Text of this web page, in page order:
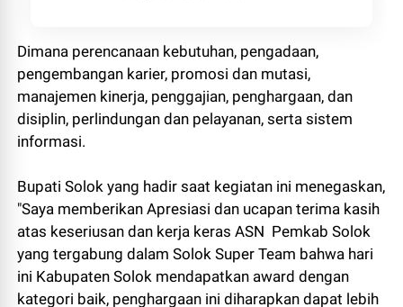
Dimana perencanaan kebutuhan, pengadaan,
pengembangan karier, promosi dan mutasi,
manajemen kinerja, penggajian, penghargaan, dan
disiplin, perlindungan dan pelayanan, serta sistem
informasi.
Bupati Solok yang hadir saat kegiatan ini menegaskan,
"Saya memberikan Apresiasi dan ucapan terima kasih
atas keseriusan dan kerja keras ASN Pemkab Solok
yang tergabung dalam Solok Super Team bahwa hari
ini Kabupaten Solok mendapatkan award dengan
kategori baik, penghargaan ini diharapkan dapat lebih